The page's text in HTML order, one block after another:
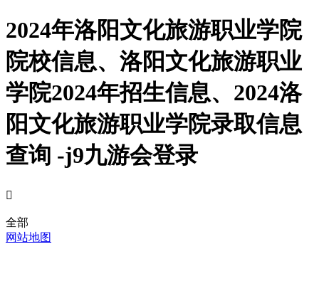
2024年洛阳文化旅游职业学院
院校信息、洛阳文化旅游职业
学院2024年招生信息、2024洛
阳文化旅游职业学院录取信息
查询 -j9九游会登录

全部
网站地图